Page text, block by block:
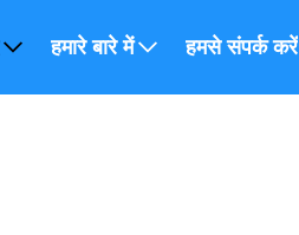
हमारे बारे में हमसे संपर्क करें